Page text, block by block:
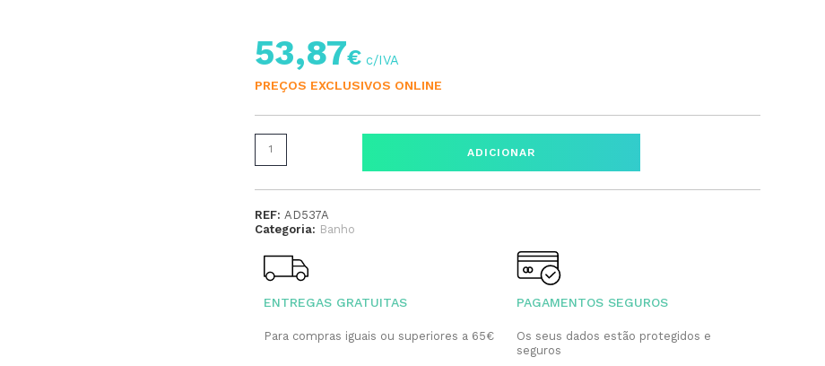
53,87€
PREÇOS EXCLUSIVOS ONLINE
ADICIONAR
REF: AD537A
Categoria: Banho
ENTREGAS GRATUITAS
Para compras iguais ou superiores a 65€
PAGAMENTOS SEGUROS
Os seus dados estão protegidos e
seguros